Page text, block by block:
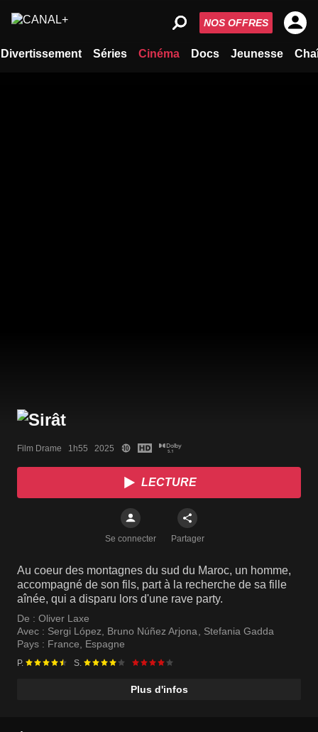
Divertissement Séries Cinéma Docs Jeunesse
NOS OFFRES
Film Drame   1h55   2025
LECTURE
Se connecter Partager
Au coeur des montagnes du sud du Maroc, un homme,
accompagné de son fils, part à la recherche de sa fille
aînée, qui a disparu lors d'une rave party.
De : Oliver Laxe
Avec : Sergi López, Bruno Núñez Arjona, Stefania Gadda
Pays : France, Espagne
P. S.
Plus d'infos